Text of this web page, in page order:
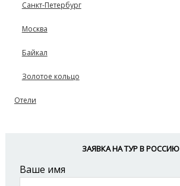
Санкт-Петербург
Москва
Байкал
Золотое кольцо
Отели
ЗАЯВКА НА ТУР В РОССИЮ
Ваше имя